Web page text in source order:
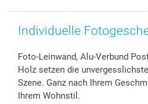
Individuelle
Foto-Leinwand, Alu-Verbund
Holz setzen die
Szene. Ganz nach Ihrem
Ihrem Wohnstil.